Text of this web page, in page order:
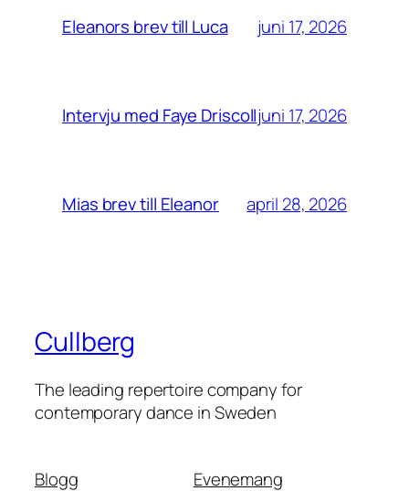
Eleanors brev till Luca juni 17, 2026
Intervju med Faye Driscolljuni 17, 2026
Mias brev till Eleanor april 28, 2026
Cullberg
The leading repertoire company for
contemporary dance in Sweden
Blogg
Evenemang